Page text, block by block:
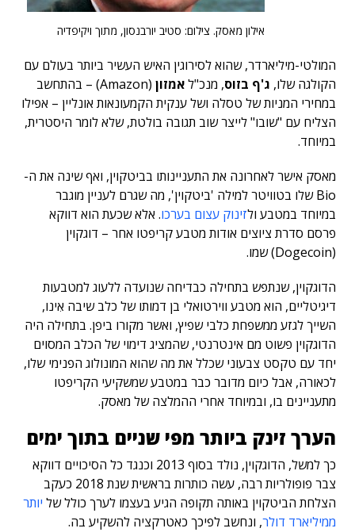
אילון מאסק. צילום: סטיב יורבנסון, מתוך ויקיפדיה
המולטי-מיליארדר, שהוא לסירוגין האיש העשיר ביותר בעולם עם
הקולגה שלו, ג'ף בזוס, מנכ"לאמזון
(Amazon) – בהתחשב
במחירי המניות של טסלה ושל ענקית הקמעונאות אונליין – אפילו
הצליח עם "שובו" לייצר שוב תגובה בולטת, שלא לומר היסטרית,
במיוחד.
מאסק אישר לאחרונה את התעניינותו בביטקוין, ואף שינה את ה-
Bio שלו בטוויטר למילה 'ביטקוין', מה שגרם לעניין מוגבר
במיוחד במטבע ולזינוק עצום בערכו. אלא שכעת הוא דווקא
פרסם סדרת ציוצים אודות מטבע קריפטו אחר – דוגקוין
(Dogecoin) שמו.
הדוגקוין, שנתפש בתחילה כבדיחה שנועדה ללעוג למטבעות
דיגיטליים, הוא מטבע ווירטואלי בן דמותו של כלב שיבה אִינו,
השייך לגזע ממשפחת כלבי שפיץ, ואשר מקורו ביפן. בתחילה היה
הדוגקוין פשוט מם אינטרנטי, שהמציג דימוי של הכלב המסוים
יחד עם טקסט צבעוני שכלל את מה שהוא המונולוג הפנימי שלו,
לכאורה, אבל כיום מדובר כבר במטבע שמשקיעי הקריפטו
מתעניינים בו, ובמיוחד אחרי ההמלצה של מאסק.
הערך זינק ביותר מפי שניים בתוך ימים
כך למשל, הדוגקוין, נולד בסוף 2013 וכנגד כל הסיכויים דווקא
צבר פופולריות רבה, עשה כותרות בראשית שנת 2018 כעקב
הצלחת הביטקוין באותה תקופה הגיע בעצמו לערך כולל של יותר
ממיליארד דולר, ונחשב לפיכך כאטרקציה להשקיע בה.